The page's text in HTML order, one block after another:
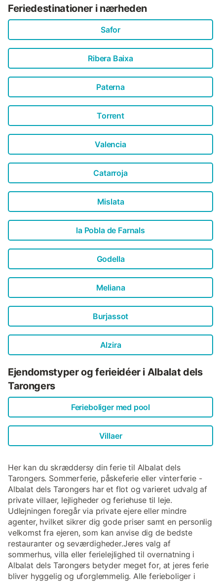
Feriedestinationer i nærheden
Safor
Ribera Baixa
Paterna
Torrent
Valencia
Catarroja
Mislata
la Pobla de Farnals
Godella
Meliana
Burjassot
Alzira
Ejendomstyper og ferieidéer i Albalat dels
Tarongers
Ferieboliger med pool
Villaer
Her kan du skræddersy din ferie til Albalat dels
Tarongers. Sommerferie, påskeferie eller vinterferie -
Albalat dels Tarongers har et flot og varieret udvalg af
private villaer, lejligheder og feriehuse til leje.
Udlejningen foregår via private ejere eller mindre
agenter, hvilket sikrer dig gode priser samt en personlig
velkomst fra ejeren, som kan anvise dig de bedste
restauranter og seværdigheder.Jeres valg af
sommerhus, villa eller ferielejlighed til overnatning i
Albalat dels Tarongers betyder meget for, at jeres ferie
bliver hyggelig og uforglemmelig. Alle ferieboliger i